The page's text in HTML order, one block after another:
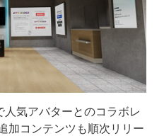
気アバターとのコラボレ
加コンテンツも順次リリー